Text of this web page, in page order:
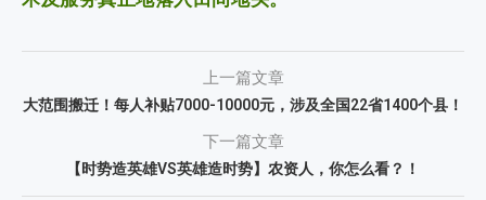
上一篇文章
大范围搬迁！每人补贴7000-10000元，涉及全国22省1400个县！
下一篇文章
【时势造英雄VS英雄造时势】农资人，你怎么看？！